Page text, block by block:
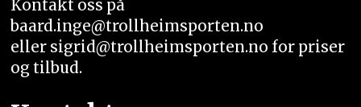
Kontakt oss på
baard.inge@trollheimsporten.no
eller sigrid@trollheimsporten.no for priser
og tilbud.